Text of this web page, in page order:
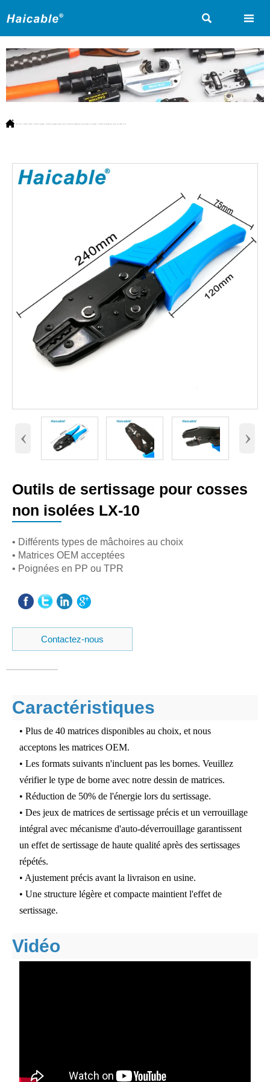
 
 Produit Pour les outils de sertissage pour bornes isolées et non isolées
‹ ›
Outils de sertissage pour cosses
non isolées LX-10
• Différents types de mâchoires au choix
• Matrices OEM acceptées
• Poignées en PP ou TPR
Contactez-nous
Caractéristiques
• Plus de 40 matrices disponibles au choix, et nous
acceptons les matrices OEM.
• Les formats suivants n'incluent pas les bornes. Veuillez
vérifier le type de borne avec notre dessin de matrices.
• Réduction de 50% de l'énergie lors du sertissage.
• Des jeux de matrices de sertissage précis et un verrouillage
intégral avec mécanisme d'auto-déverrouillage garantissent
un effet de sertissage de haute qualité après des sertissages
répétés.
• Ajustement précis avant la livraison en usine.
• Une structure légère et compacte maintient l'effet de
sertissage.
Vidéo